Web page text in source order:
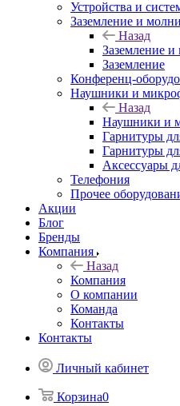
Устройства и
Заземление и
Назад
Заземление
Заземление
Конференц-
Наушники и
Назад
Наушники и
Гарнитуры
Гарнитуры
Аксессуары
Телефония
Прочее
Акции
Блог
Бренды
Компания
Назад
Компания
О компании
Команда
Контакты
Контакты
Личный кабинет
Корзина0